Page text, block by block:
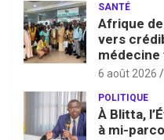
SANTÉ
Afrique de
vers
6 août 2026
POLITIQUE
À Blitta,
à mi-